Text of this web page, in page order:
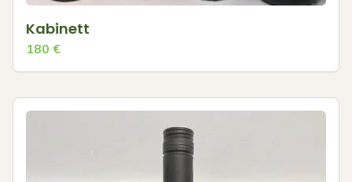
Kabinett
180 €